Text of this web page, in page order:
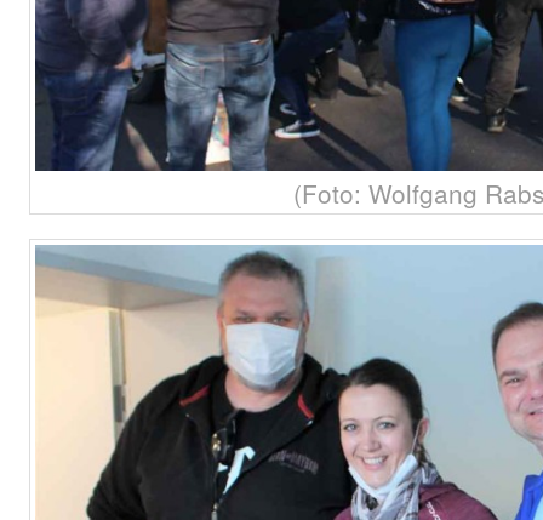
(Foto: Wolfgang